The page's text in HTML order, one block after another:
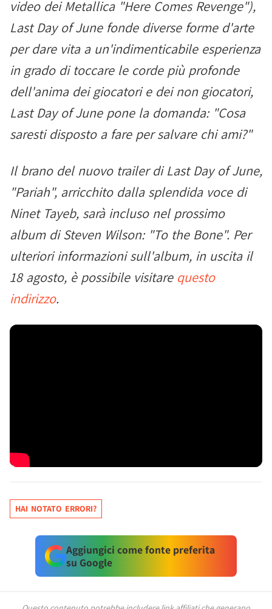
video dei Metallica "Here Comes Revenge"),
Last Day of June fonde diverse forme d'arte
per dare vita a un'indimenticabile esperienza
in grado di toccare le corde più profonde
dell'anima dei giocatori e dei non giocatori,
Last Day of June pone la domanda: "Cosa
saresti disposto a fare per salvare chi ami?"
Il brano del nuovo trailer di Last Day of June,
"Pariah", arricchito dalla splendida voce di
Ninet Tayeb, sarà incluso nel prossimo
album di Steven Wilson: "To the Bone". Per
ulteriori informazioni sull'album, in uscita il
18 agosto, è possibile visitare questo
indirizzo.
HAI NOTATO ERRORI?
Aggiungici come fonte preferita
su Google